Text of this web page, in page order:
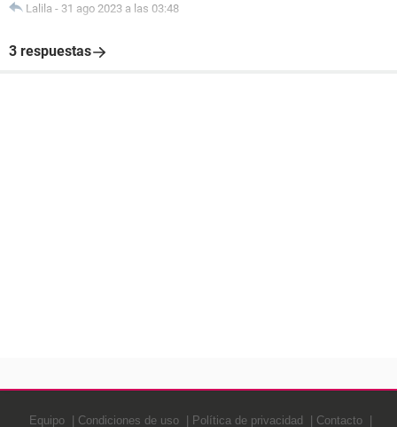
Lalila - 31 ago 2023 a las 03:48
3 respuestas
Equipo Condiciones de uso Política de privacidad Contacto